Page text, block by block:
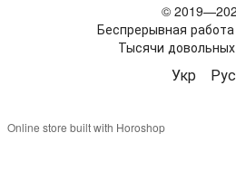
©
Беспрерывная
Тысячи
Укр Рус
Online store built with Horoshop